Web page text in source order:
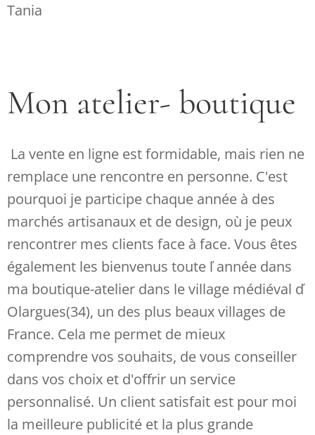
Tania
Mon atelier- boutique
La vente en ligne est formidable, mais rien ne
remplace une rencontre en personne. C'est
pourquoi je participe chaque année à des
marchés artisanaux et de design, où je peux
rencontrer mes clients face à face. Vous êtes
également les bienvenus toute ľ année dans
ma boutique-atelier dans le village médiéval ď
Olargues(34), un des plus beaux villages de
France. Cela me permet de mieux
comprendre vos souhaits, de vous conseiller
dans vos choix et d'offrir un service
personnalisé. Un client satisfait est pour moi
la meilleure publicité et la plus grande